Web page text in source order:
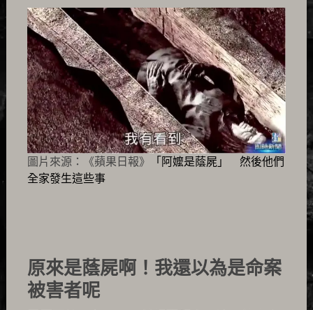
圖片來源：《蘋果日報》
「阿嬤是蔭屍」 然後他們
全家發生這些事
原來是蔭屍啊！我還以為是命案
被害者呢